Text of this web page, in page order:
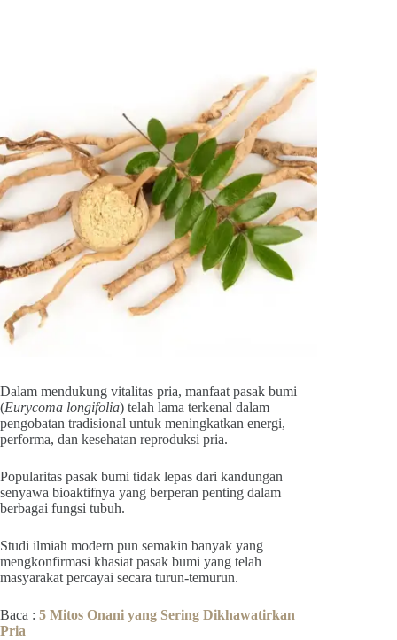
Dalam mendukung vitalitas pria, manfaat pasak bumi
(Eurycoma longifolia) telah lama terkenal dalam
pengobatan tradisional untuk meningkatkan energi,
performa, dan kesehatan reproduksi pria.
Popularitas pasak bumi tidak lepas dari kandungan
senyawa bioaktifnya yang berperan penting dalam
berbagai fungsi tubuh.
Studi ilmiah modern pun semakin banyak yang
mengkonfirmasi khasiat pasak bumi yang telah
masyarakat percayai secara turun-temurun.
Baca : 5 Mitos Onani yang Sering Dikhawatirkan
Pria